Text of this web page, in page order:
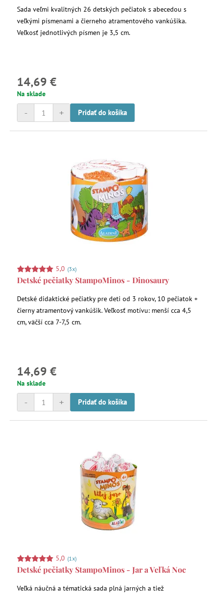
Sada veľmi kvalitných 26 detských pečiatok s abecedou s
veľkými písmenami a čierneho atramentového vankúšika.
Veľkosť jednotlivých písmen je 3,5 cm.
14,69 €
Na sklade
+
- Pridať do košíka
5,0 (3x)
Detské pečiatky StampoMinos - Dinosaury
Detské didaktické pečiatky pre deti od 3 rokov, 10 pečiatok +
čierny atramentový vankúšik. Veľkosť motívu: menší cca 4,5
cm, väčší cca 7-7,5 cm.
14,69 €
Na sklade
+
- Pridať do košíka
5,0 (1x)
Detské pečiatky StampoMinos - Jar a Veľká Noc
Veľká náučná a tématická sada plná jarných a tiež